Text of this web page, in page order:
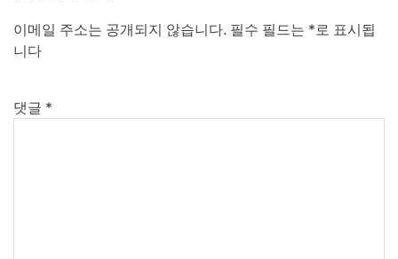
이메일 주소는 공개되지 않습니다. 필수 필드는 * 로 표시됩
니다
댓글 *